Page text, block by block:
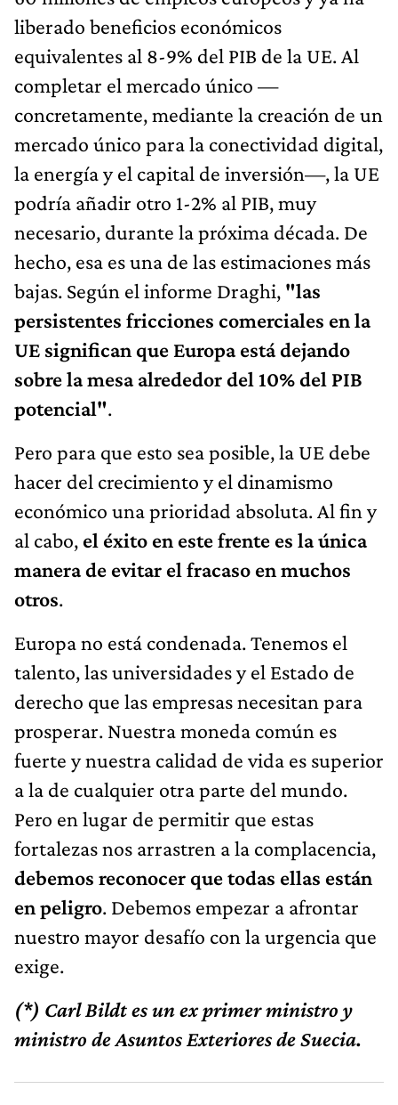
liberado beneficios económicos
equivalentes al 8-9% del PIB de la UE. Al
completar el mercado único —
concretamente, mediante la creación de un
mercado único para la conectividad digital,
la energía y el capital de inversión—, la UE
podría añadir otro 1-2% al PIB, muy
necesario, durante la próxima década. De
hecho, esa es una de las estimaciones más
bajas. Según el informe Draghi, "las
persistentes fricciones comerciales en la
UE significan que Europa está dejando
sobre la mesa alrededor del 10% del PIB
potencial".
Pero para que esto sea posible, la UE debe
hacer del crecimiento y el dinamismo
económico una prioridad absoluta. Al fin y
al cabo, el éxito en este frente es la única
manera de evitar el fracaso en muchos
otros.
Europa no está condenada. Tenemos el
talento, las universidades y el Estado de
derecho que las empresas necesitan para
prosperar. Nuestra moneda común es
fuerte y nuestra calidad de vida es superior
a la de cualquier otra parte del mundo.
Pero en lugar de permitir que estas
fortalezas nos arrastren a la complacencia,
debemos reconocer que todas ellas están
en peligro. Debemos empezar a afrontar
nuestro mayor desafío con la urgencia que
exige.
(*) Carl Bildt es un ex primer ministro y
ministro de Asuntos Exteriores de Suecia.